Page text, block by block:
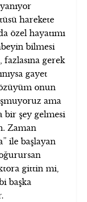
harekete
özel hayatımı
bilmesi
gerek
gayet
onun
ama
bir şey gelmesi
Zaman
ile başlayan
gittin mi,
başka